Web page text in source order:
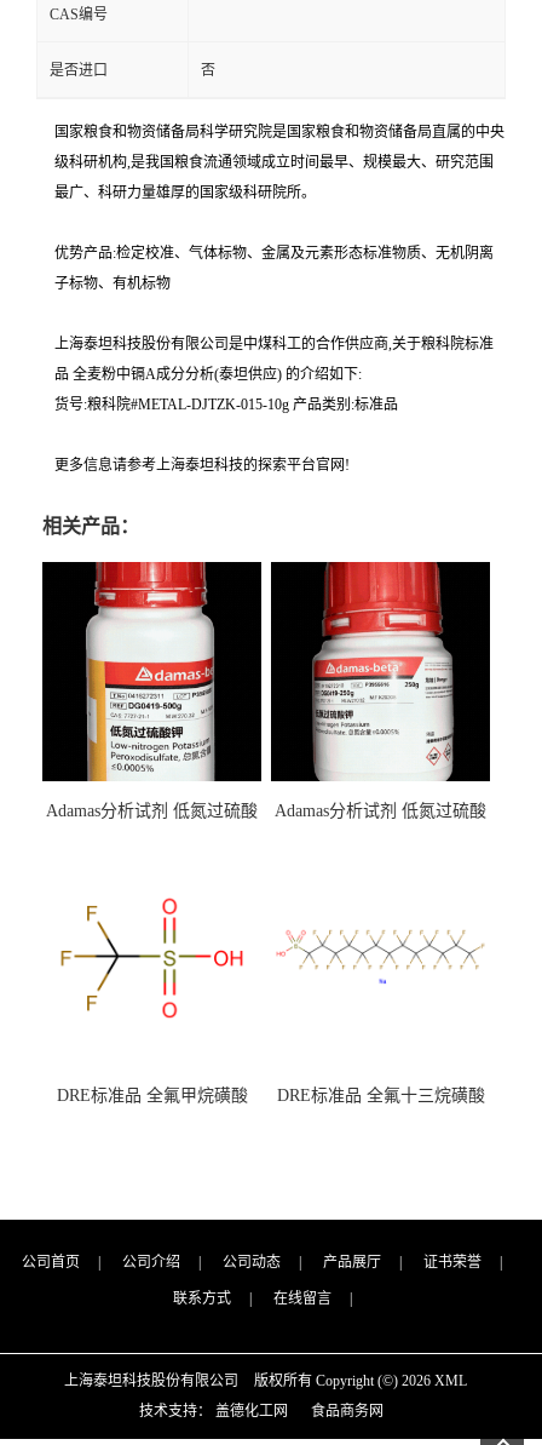
CAS编号
是否进口 否
国家粮食和物资储备局科学研究院是国家粮食和物资储备局直属的中央
级科研机构,是我国粮食流通领域成立时间最早、规模最大、研究范围
最广、科研力量雄厚的国家级科研院所。
优势产品:检定校准、气体标物、金属及元素形态标准物质、无机阴离
子标物、有机标物
上海泰坦科技股份有限公司是中煤科工的合作供应商,关于粮科院标准
品 全麦粉中镉A成分分析(泰坦供应) 的介绍如下:
货号:粮科院#METAL-DJTZK-015-10g 产品类别:标准品
更多信息请参考上海泰坦科技的探索平台官网!
相关产品：
Adamas分析试剂 低氮过硫酸
（泰坦现货供应）
Adamas分析试剂 低氮过硫酸
DRE标准品 全氟甲烷磺酸
DRE标准品 全氟十三烷磺酸
公司首页 公司介绍 公司动态 产品展厅 证书荣誉
联系方式 在线留言
上海泰坦科技股份有限公司 版权所有 Copyright (©) 2026 XML
技术支持： 盖德化工网 食品商务网